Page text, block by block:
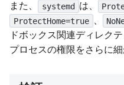
また、 systemd は、
ProtectHome=true 、
ドボックス関連ディレク
プロセスの権限をさらに細